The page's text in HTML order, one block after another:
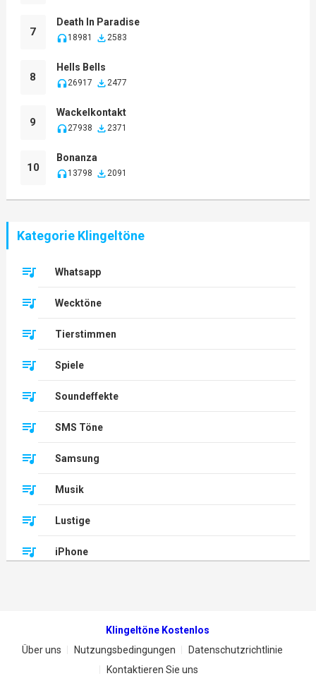
7
Death In Paradise
18981 2583
8
Hells Bells
26917 2477
9
Wackelkontakt
27938 2371
10
Bonanza
13798 2091
Kategorie Klingeltöne
Whatsapp
Wecktöne
Tierstimmen
Spiele
Soundeffekte
SMS Töne
Samsung
Musik
Lustige
iPhone
Klingeltöne Kostenlos
Über uns
Nutzungsbedingungen
Datenschutzrichtlinie
Kontaktieren Sie uns